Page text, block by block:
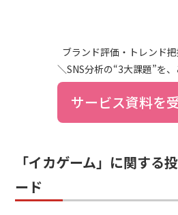
ブランド評価・トレンド
＼SNS分析の“3大課題”を
サービス資料を
「イカゲーム」に関する
ード